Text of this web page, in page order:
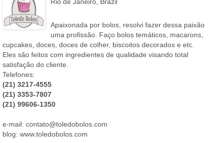
Apaixonada por bolos, resolvi fazer dessa paixão
uma profissão. Faço bolos temáticos, macarons,
cupcakes, doces, doces de colher, biscoitos decorados e etc.
Eles são feitos com ingredientes de qualidade visando total
satisfação do cliente.
Telefones:
(21) 3217-4555
(21) 3353-7807
(21) 99606-1350
e-mail: contato@toledobolos.com
blog: www.toledobolos.com